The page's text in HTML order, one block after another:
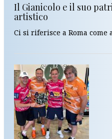
Il Gianicolo e il suo
artistico
Ci si riferisce a Roma come